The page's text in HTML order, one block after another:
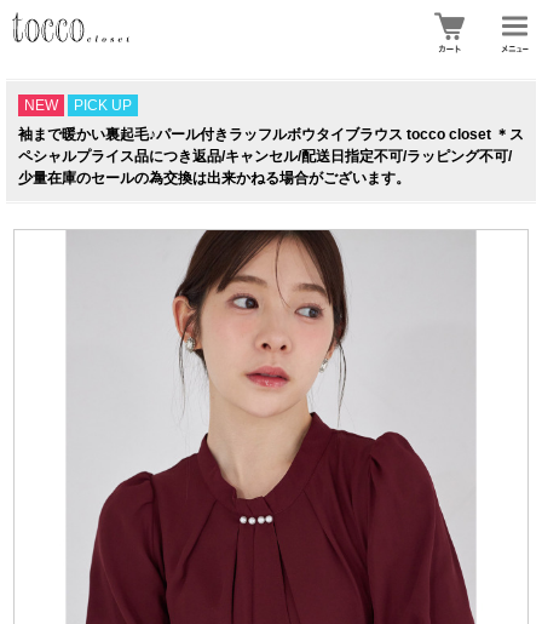
NEW
PICK UP
袖まで暖かい裏起毛♪パール付きラッフルボウタイブラウス tocco closet ＊ス
ペシャルプライス品につき返品/キャンセル/配送日指定不可/ラッピング不可/
少量在庫のセールの為交換は出来かねる場合がございます。